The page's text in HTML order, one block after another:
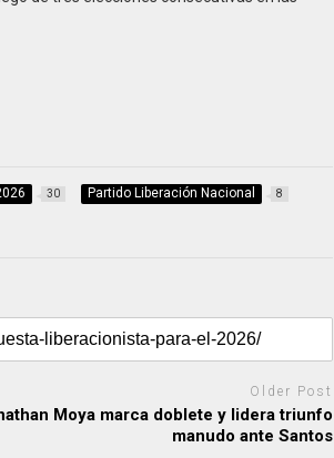
30 Partido Liberación Nacional 8
Older Post
Moya marca doblete y lidera triunfo
manudo ante Santos